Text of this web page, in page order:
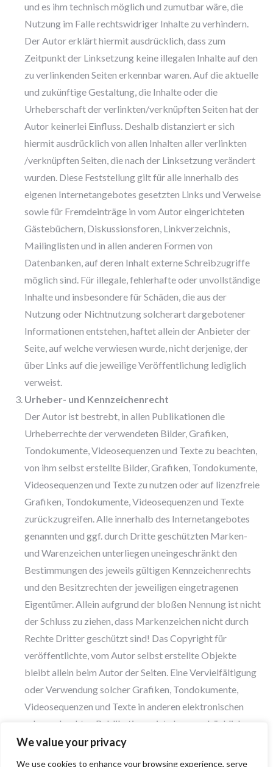
We value your privacy
We use cookies to enhance your browsing experience, serve
und es ihm technisch möglich und zumutbar wäre, die
Nutzung im Falle rechtswidriger Inhalte zu verhindern.
Der Autor erklärt hiermit ausdrücklich, dass zum
Zeitpunkt der Linksetzung keine illegalen Inhalte auf den
zu verlinkenden Seiten erkennbar waren. Auf die aktuelle
und zukünftige Gestaltung, die Inhalte oder die
Urheberschaft der verlinkten/verknüpften Seiten hat der
Autor keinerlei Einfluss. Deshalb distanziert er sich
hiermit ausdrücklich von allen Inhalten aller verlinkten
/verknüpften Seiten, die nach der Linksetzung verändert
wurden. Diese Feststellung gilt für alle innerhalb des
eigenen Internetangebotes gesetzten Links und Verweise
sowie für Fremdeinträge in vom Autor eingerichteten
Gästebüchern, Diskussionsforen, Linkverzeichnis,
Mailinglisten und in allen anderen Formen von
Datenbanken, auf deren Inhalt externe Schreibzugriffe
möglich sind. Für illegale, fehlerhafte oder unvollständige
Inhalte und insbesondere für Schäden, die aus der
Nutzung oder Nichtnutzung solcherart dargebotener
Informationen entstehen, haftet allein der Anbieter der
Seite, auf welche verwiesen wurde, nicht derjenige, der
über Links auf die jeweilige Veröffentlichung lediglich
verweist.
Urheber- und Kennzeichenrecht
Der Autor ist bestrebt, in allen Publikationen die
Urheberrechte der verwendeten Bilder, Grafiken,
Tondokumente, Videosequenzen und Texte zu beachten,
von ihm selbst erstellte Bilder, Grafiken, Tondokumente,
Videosequenzen und Texte zu nutzen oder auf lizenzfreie
Grafiken, Tondokumente, Videosequenzen und Texte
zurückzugreifen. Alle innerhalb des Internetangebotes
genannten und ggf. durch Dritte geschützten Marken-
und Warenzeichen unterliegen uneingeschränkt den
Bestimmungen des jeweils gültigen Kennzeichenrechts
und den Besitzrechten der jeweiligen eingetragenen
Eigentümer. Allein aufgrund der bloßen Nennung ist nicht
der Schluss zu ziehen, dass Markenzeichen nicht durch
Rechte Dritter geschützt sind! Das Copyright für
veröffentlichte, vom Autor selbst erstellte Objekte
bleibt allein beim Autor der Seiten. Eine Vervielfältigung
oder Verwendung solcher Grafiken, Tondokumente,
Videosequenzen und Texte in anderen elektronischen
oder gedruckten Publikationen ist ohne ausdrückliche
Zustimmung des Autors nicht gestattet.